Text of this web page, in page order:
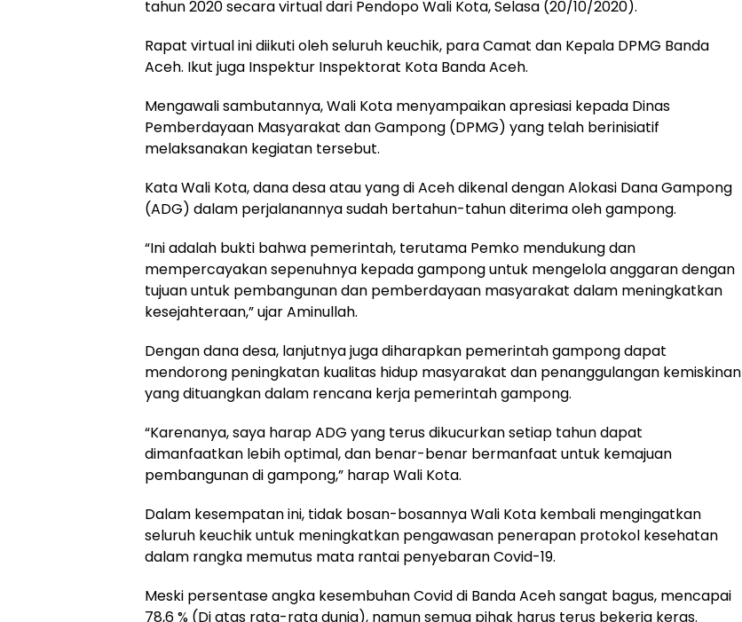
tahun 2020 secara virtual dari Pendopo Wali Kota, Selasa (20/10/2020).
Rapat virtual ini diikuti oleh seluruh keuchik, para Camat dan Kepala DPMG Banda
Aceh. Ikut juga Inspektur Inspektorat Kota Banda Aceh.
Mengawali sambutannya, Wali Kota menyampaikan apresiasi kepada Dinas
Pemberdayaan Masyarakat dan Gampong (DPMG) yang telah berinisiatif
melaksanakan kegiatan tersebut.
Kata Wali Kota, dana desa atau yang di Aceh dikenal dengan Alokasi Dana Gampong
(ADG) dalam perjalanannya sudah bertahun-tahun diterima oleh gampong.
“Ini adalah bukti bahwa pemerintah, terutama Pemko mendukung dan
mempercayakan sepenuhnya kepada gampong untuk mengelola anggaran dengan
tujuan untuk pembangunan dan pemberdayaan masyarakat dalam meningkatkan
kesejahteraan,” ujar Aminullah.
Dengan dana desa, lanjutnya juga diharapkan pemerintah gampong dapat
mendorong peningkatan kualitas hidup masyarakat dan penanggulangan kemiskinan
yang dituangkan dalam rencana kerja pemerintah gampong.
“Karenanya, saya harap ADG yang terus dikucurkan setiap tahun dapat
dimanfaatkan lebih optimal, dan benar-benar bermanfaat untuk kemajuan
pembangunan di gampong,” harap Wali Kota.
Dalam kesempatan ini, tidak bosan-bosannya Wali Kota kembali mengingatkan
seluruh keuchik untuk meningkatkan pengawasan penerapan protokol kesehatan
dalam rangka memutus mata rantai penyebaran Covid-19.
Meski persentase angka kesembuhan Covid di Banda Aceh sangat bagus, mencapai
78,6 % (Di atas rata-rata dunia), namun semua pihak harus terus bekerja keras.